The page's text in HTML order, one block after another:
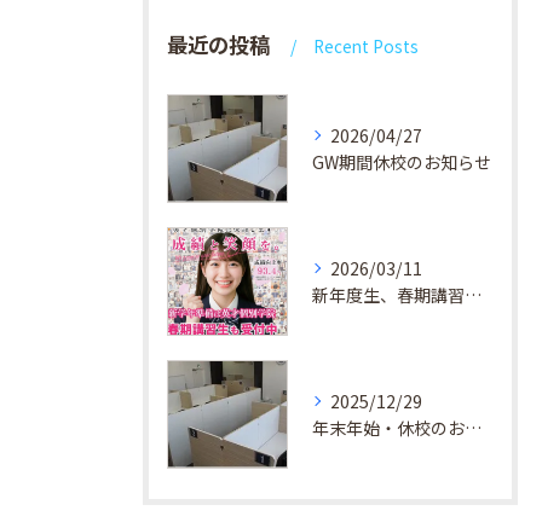
最近の投稿 Recent Posts
2026/04/27
GW期間休校のお知らせ
2026/03/11
新年度生、春期講習生 受付中！
2025/12/29
年末年始・休校のお知らせ